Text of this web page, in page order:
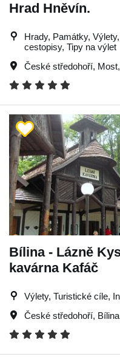
Hrad Hněvín.
Hrady, Památky,
cestopisy, Tipy na výlet
České středohoří, Most,
Bílina - Lázně
kavárna Kafáč
Výlety, Turistické cíle,
České středohoří, Bílina